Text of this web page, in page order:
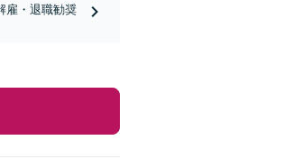
雇・退職勧奨